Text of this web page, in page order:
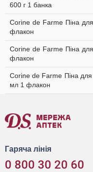
600 г 1 банка
Corine de Farme Піна
флакон
Corine de Farme Піна
флакон
Corine de Farme Піна
мл 1 флакон
Гаряча лінія
0 800 30 20 60